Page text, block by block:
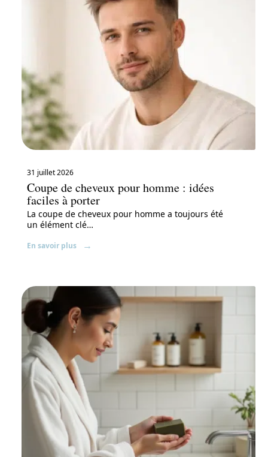
31 juillet 2026
Coupe de cheveux pour homme : idées
faciles à porter
La coupe de cheveux pour homme a toujours été
un élément clé…
En savoir plus